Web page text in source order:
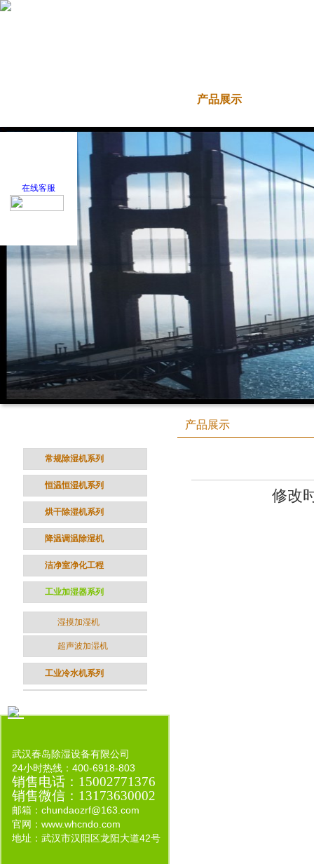
产品展示
常规除湿机系列
恒温恒湿机系列
烘干除湿机系列
降温调温除湿机
洁净室净化工程
工业加湿器系列
湿摸加湿机
超声波加湿机
工业冷水机系列
武汉春岛除湿设备有限公司
24小时热线：400-6918-803
销售电话 ： 15002771376
销售微信 ： 13173630002
邮箱： chundaozrf@163.com
官网：www.whcndo.com
地址： 武汉市汉阳区龙阳大道42号
产品展示
修改
在线客服